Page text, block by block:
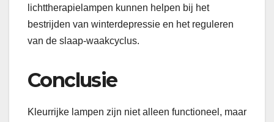
lichttherapielampen kunnen helpen bij het
bestrijden van winterdepressie en het reguleren
van de slaap-waakcyclus.
Conclusie
Kleurrijke lampen zijn niet alleen functioneel, maar